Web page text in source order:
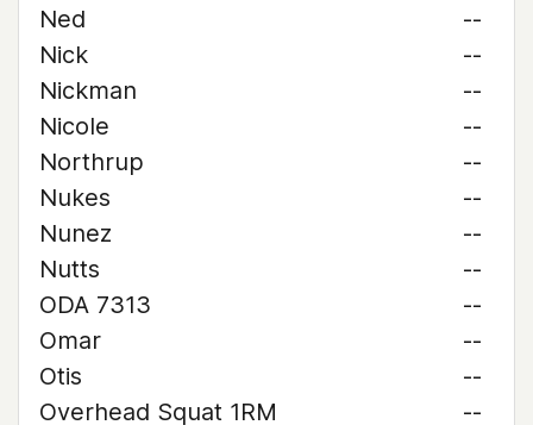
Ned
--
Nick
--
Nickman
--
Nicole
--
Northrup
--
Nukes
--
Nunez
--
Nutts
--
ODA 7313
--
Omar
--
Otis
--
Overhead Squat 1RM
--